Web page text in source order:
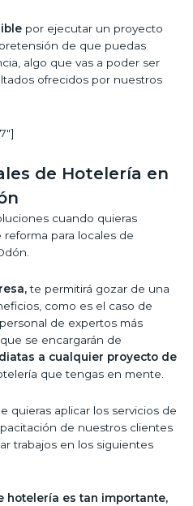
por ejecutar un proyecto
de que puedas
algo que vas a poder ser
ofrecidos por nuestros
de Hotelería en
cuando quieras
para locales de
te permitirá gozar de una
como es el caso de
de expertos más
se encargarán de
a cualquier proyecto de
que tengas en mente.
quieras aplicar los servicios de
de nuestros clientes
trabajos en los siguientes
hotelería es tan importante,